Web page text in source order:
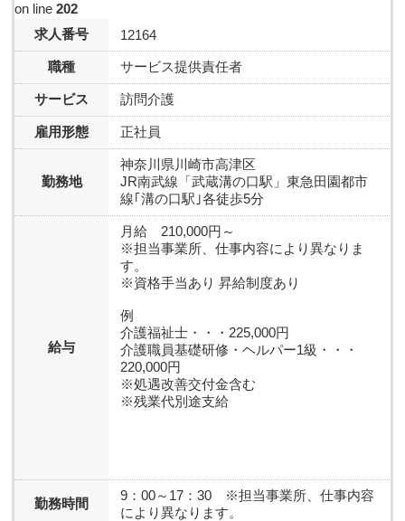
on line202
求人番号
12164
職種 サービス提供責任者
サービス 訪問介護
雇用形態 正社員
勤務地
神奈川県川崎市高津区
JR南武線「武蔵溝の口駅」東急田園都市
線｢溝の口駅｣各徒歩5分
給与
月給 210,000円～
※担当事業所、仕事内容により異なりま
す。
※資格手当あり 昇給制度あり
例
介護福祉士・・・225,000円
介護職員基礎研修・ヘルパー1級・・・
220,000円
※処遇改善交付金含む
※残業代別途支給
勤務時間
9：00～17：30 ※担当事業所、仕事内容
により異なります。